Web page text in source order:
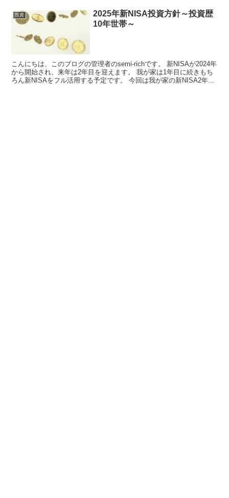
投資
2025年新NISA投資方針～投資歴
10年世帯～
こんにちは、このブログの管理者のsemi-richです。 新NISAが2024年
から開始され、来年は2年目を迎えます。 我が家は1年目に続きもち
ろん新NISAをフル活用する予定です。 今回は我が家の新NISA2年...